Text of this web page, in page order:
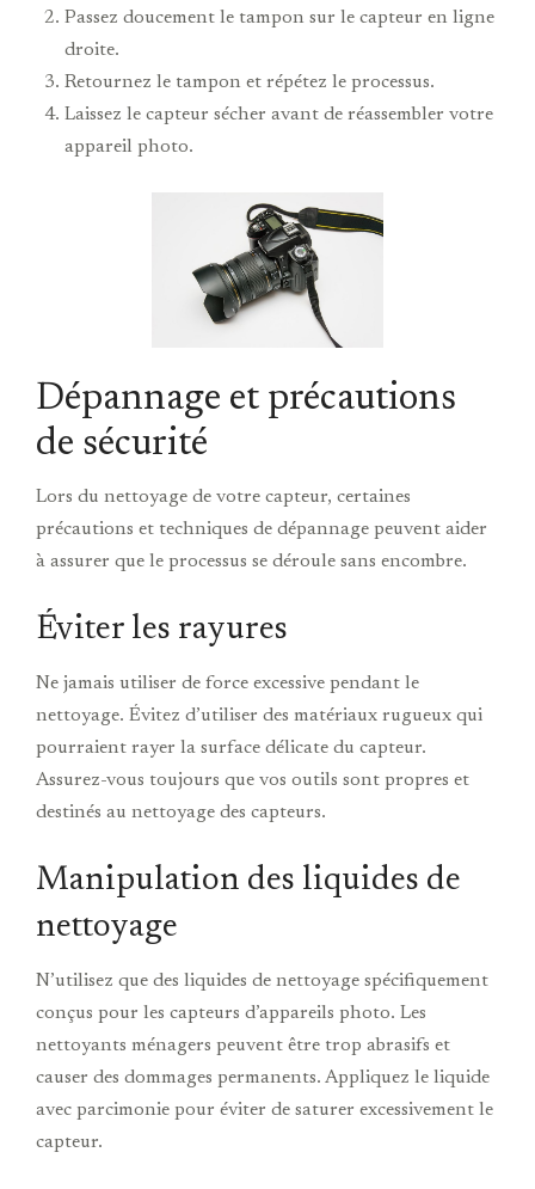
Passez doucement le tampon sur le capteur en ligne
droite.
Retournez le tampon et répétez le processus.
Laissez le capteur sécher avant de réassembler votre
appareil photo.
Dépannage et précautions
de sécurité
Lors du nettoyage de votre capteur, certaines
précautions et techniques de dépannage peuvent aider
à assurer que le processus se déroule sans encombre.
Éviter les rayures
Ne jamais utiliser de force excessive pendant le
nettoyage. Évitez d’utiliser des matériaux rugueux qui
pourraient rayer la surface délicate du capteur.
Assurez-vous toujours que vos outils sont propres et
destinés au nettoyage des capteurs.
Manipulation des liquides de
nettoyage
N’utilisez que des liquides de nettoyage spécifiquement
conçus pour les capteurs d’appareils photo. Les
nettoyants ménagers peuvent être trop abrasifs et
causer des dommages permanents. Appliquez le liquide
avec parcimonie pour éviter de saturer excessivement le
capteur.